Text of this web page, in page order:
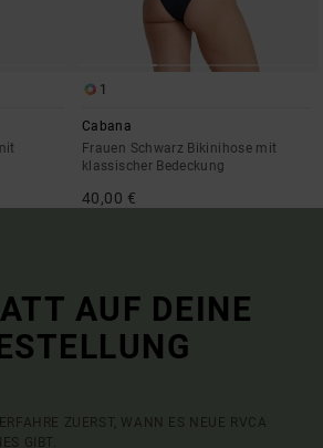
1
Cabana
Frauen Schwarz Bikinihose mit
klassischer Bedeckung
40,00 €
AUF DEINE
ZUERST, WANN ES NEUE RVCA
GIBT.